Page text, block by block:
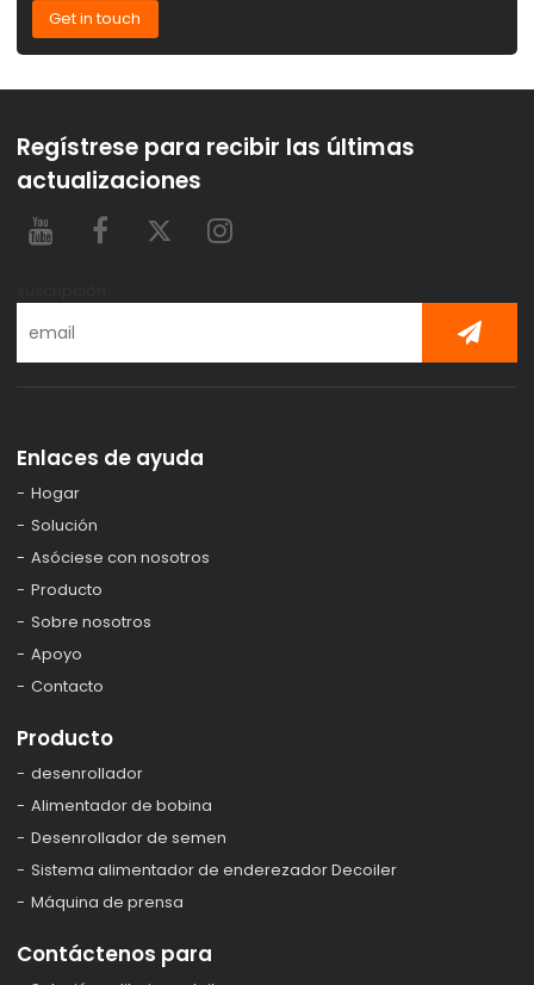
Get in touch
Regístrese para recibir las últimas
actualizaciones
Enlaces de ayuda
Hogar
Solución
Asóciese con nosotros
Producto
Sobre nosotros
Apoyo
Contacto
Producto
desenrollador
Alimentador de bobina
Desenrollador de semen
Sistema alimentador de enderezador Decoiler
Máquina de prensa
Contáctenos para